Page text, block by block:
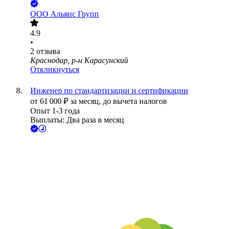
ООО Альянс Групп
4.9
•
2 отзыва
Краснодар, р-н Карасунский
Откликнуться
Инженер по стандартизации и сертификации
от 61 000 ₽ за месяц, до вычета налогов
Опыт 1-3 года
Выплаты: Два раза в месяц